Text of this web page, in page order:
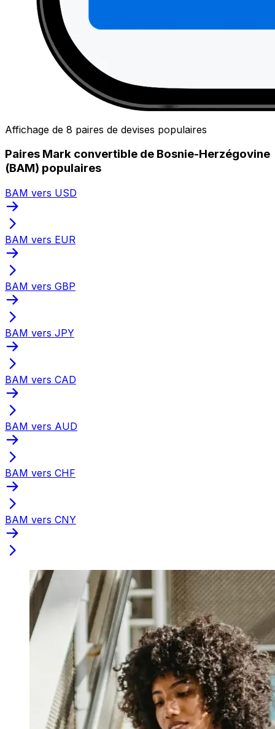
Affichage de 8 paires de devises populaires
Paires Mark convertible de Bosnie-Herzégovine
(BAM) populaires
BAM vers USD
BAM vers EUR
BAM vers GBP
BAM vers JPY
BAM vers CAD
BAM vers AUD
BAM vers CHF
BAM vers CNY